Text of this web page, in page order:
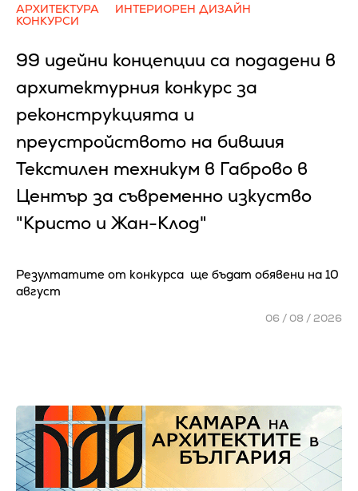
АРХИТЕКТУРА
ИНТЕРИОРЕН ДИЗАЙН
КОНКУРСИ
99 идейни концепции са подадени в
архитектурния конкурс за
реконструкцията и
преустройството на бившия
Текстилен техникум в Габрово в
Център за съвременно изкуство
"Кристо и Жан-Клод"
Резултатите от конкурса ще бъдат обявени на 10
август
06 / 08 / 2026